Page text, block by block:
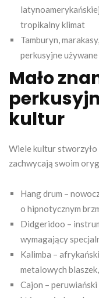
tropikalny klimat
Tamburyn,
perkusyjne
Mało
kultur
Wiele kultur
zachwycają swoim
Hang drum –
o hipnotycznym
Didgeridoo –
wymagający
Kalimba –
metalowych
Cajon – peruwiański